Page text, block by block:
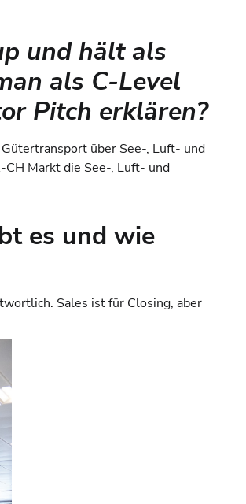
und hält als
als C-Level
Pitch erklären?
über See-, Luft- und
CH Markt die See-, Luft- und
es und wie
Sales ist für Closing, aber